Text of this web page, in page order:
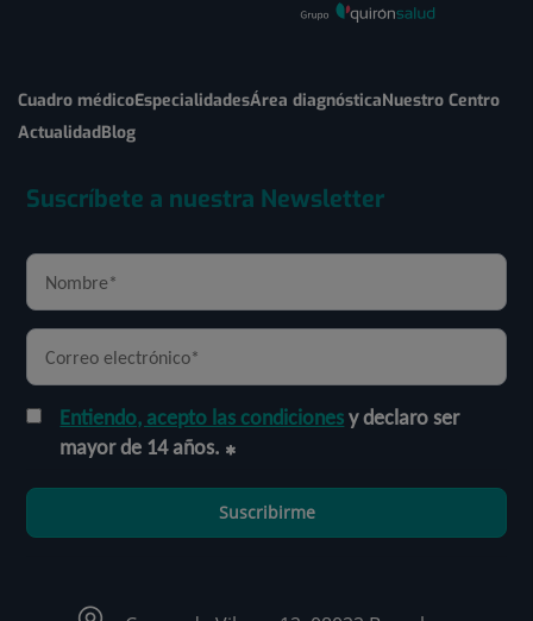
Cuadro médicoEspecialidadesÁrea diagnósticaNuestro Centro
ActualidadBlog
Suscríbete a nuestra Newsletter
Entiendo, acepto las condicionesy declaro ser
mayor de 14 años.
Suscribirme